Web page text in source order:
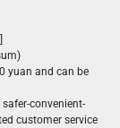
yuan and can be
convenient-
customer service